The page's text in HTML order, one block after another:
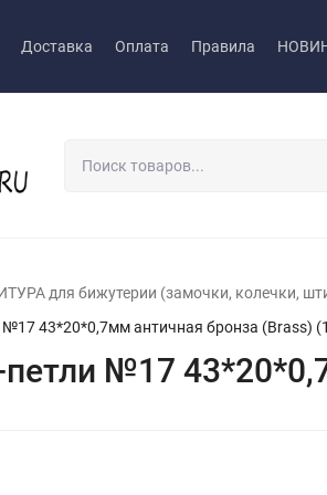
Доставка Оплата Правила
для бижутерии (замочки, колечки,
43*20*0,7мм античная бронза (Brass)
№17